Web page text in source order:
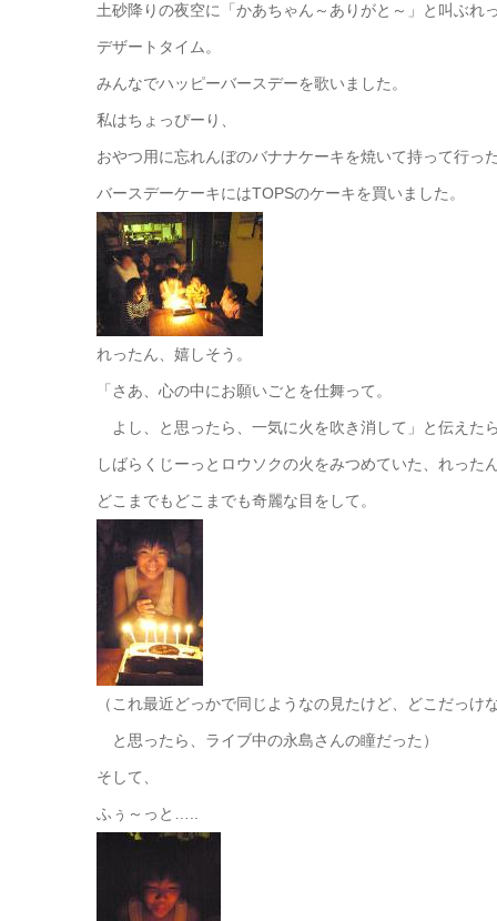
土砂降りの夜空に「かあちゃん～ありがと～」と叫ぶれっ
デザートタイム。
みんなでハッピーバースデーを歌いました。
私はちょっぴーり、
おやつ用に忘れんぼのバナナケーキを焼いて持って行った
バースデーケーキにはTOPSのケーキを買いました。
れったん、嬉しそう。
「さあ、心の中にお願いごとを仕舞って。
よし、と思ったら、一気に火を吹き消して」と伝えたら
しばらくじーっとロウソクの火をみつめていた、れったん
どこまでもどこまでも奇麗な目をして。
（これ最近どっかで同じようなの見たけど、どこだっけ
と思ったら、ライブ中の永島さんの瞳だった）
そして、
ふぅ～っと…..